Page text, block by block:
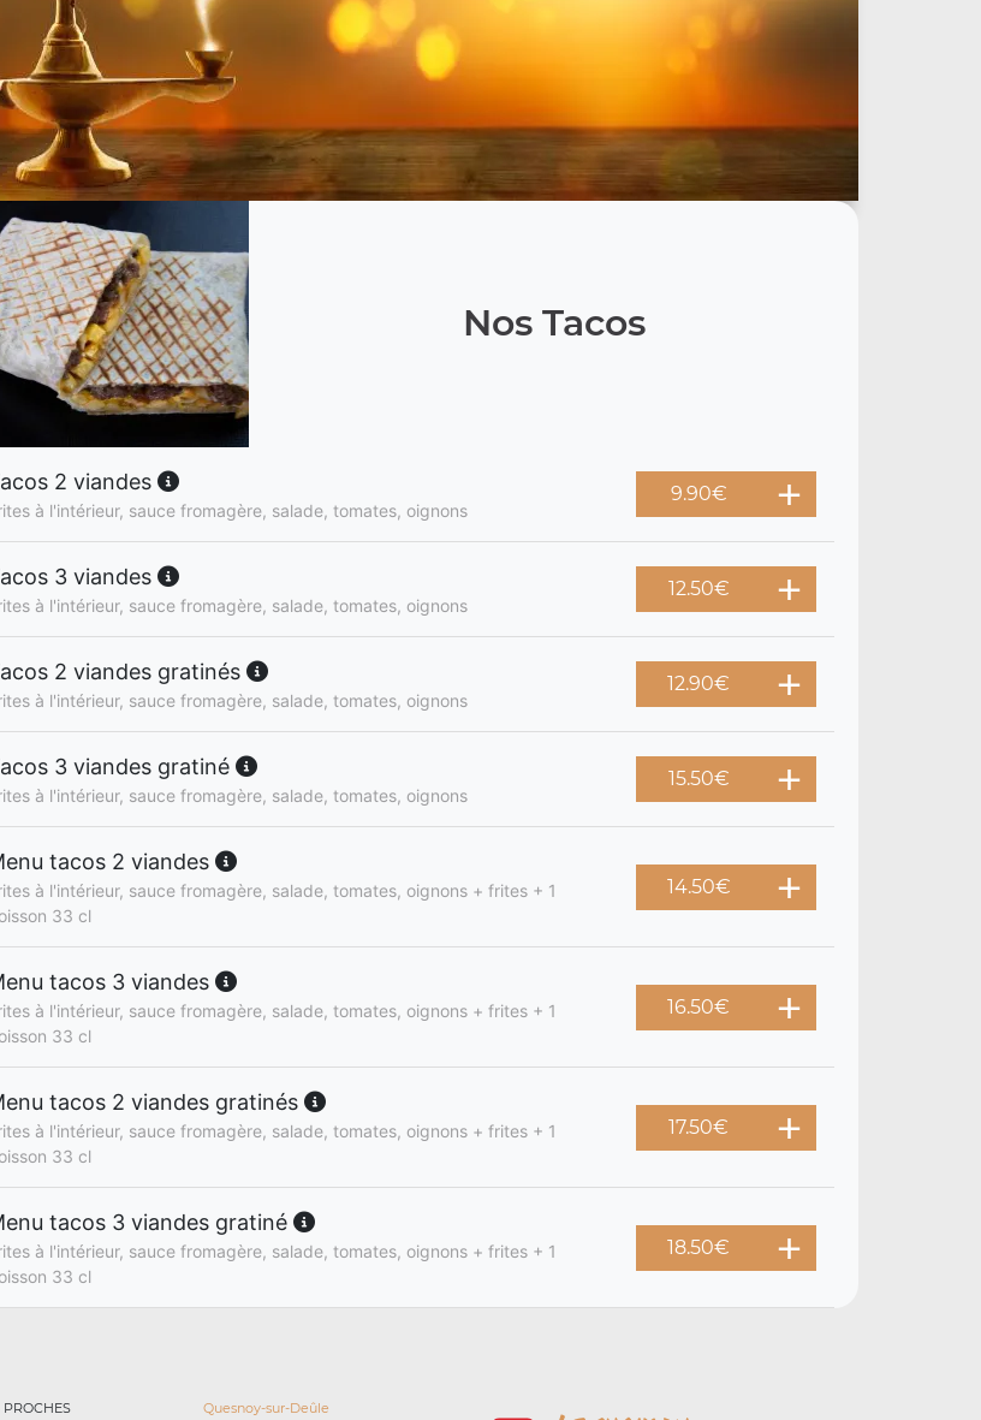
Nos Tacos
2 viandes
à l'intérieur, sauce fromagère, salade, tomates, oignons
9.90€
3 viandes
à l'intérieur, sauce fromagère, salade, tomates, oignons
12.50€
2 viandes gratinés
à l'intérieur, sauce fromagère, salade, tomates, oignons
12.90€
3 viandes gratiné
à l'intérieur, sauce fromagère, salade, tomates, oignons
15.50€
tacos 2 viandes
à l'intérieur, sauce fromagère, salade, tomates, oignons + frites + 1
33 cl
14.50€
tacos 3 viandes
à l'intérieur, sauce fromagère, salade, tomates, oignons + frites + 1
33 cl
16.50€
tacos 2 viandes gratinés
à l'intérieur, sauce fromagère, salade, tomates, oignons + frites + 1
33 cl
17.50€
tacos 3 viandes gratiné
à l'intérieur, sauce fromagère, salade, tomates, oignons + frites + 1
33 cl
18.50€
PROCHES
Quesnoy-sur-Deûle